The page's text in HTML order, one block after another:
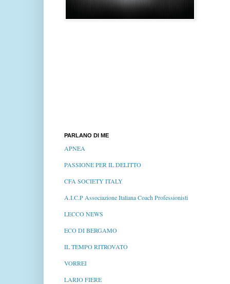
PARLANO DI ME
APNEA
PASSIONE PER IL DELITTO
CFA SOCIETY ITALY
A.I.C.P Associazione Italiana Coach Professionisti
LECCO NEWS
ECO DI BERGAMO
IL TEMPO RITROVATO
VORREI
LARIO FIERE